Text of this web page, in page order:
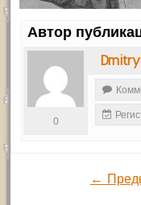
Автор
Dmitry
0
←